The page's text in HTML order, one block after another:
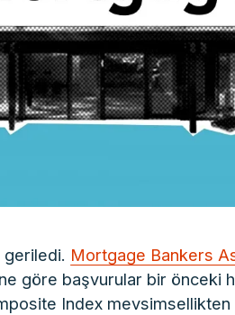
geriledi. Mortgage Bankers
göre başvurular bir önceki
Index mevsimsellikten